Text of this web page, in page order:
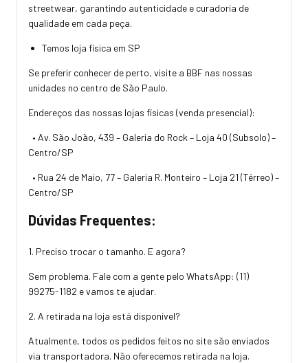
streetwear, garantindo autenticidade e curadoria de
qualidade em cada peça.
Temos loja física em SP
Se preferir conhecer de perto, visite a BBF nas nossas
unidades no centro de São Paulo.
Endereços das nossas lojas físicas (venda presencial):
• Av. São João, 439 – Galeria do Rock – Loja 40 (Subsolo) –
Centro/SP
• Rua 24 de Maio, 77 – Galeria R. Monteiro – Loja 21 (Térreo) –
Centro/SP
Dúvidas Frequentes:
1. Preciso trocar o tamanho. E agora?
Sem problema. Fale com a gente pelo WhatsApp: (11)
99275-1182 e vamos te ajudar.
2. A retirada na loja está disponível?
Atualmente, todos os pedidos feitos no site são enviados
via transportadora. Não oferecemos retirada na loja.